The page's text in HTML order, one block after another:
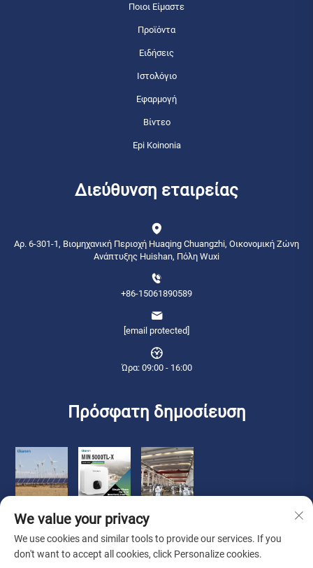
Ποιοι Είμαστε
Προϊόντα
Ειδήσεις
Ιστολόγιο
Εφαρμογή
Βίντεο
Epi Koinonia
Διεύθυνση εταιρείας
Αρ. 6-301-1, Βιομηχανική Περιοχή Huaqing Chuangzhi, Οικονομική Ζώνη
Ανάπτυξης Huishan, Πόλη Wuxi
+86-15061890589
[email protected]
Ώρα: 09:00 - 16:00
Πρόσφατη δημοσίευση
We value your privacy
We use cookies and similar tools to provide our services. If you
don't want to accept all cookies, click Personalize cookies.